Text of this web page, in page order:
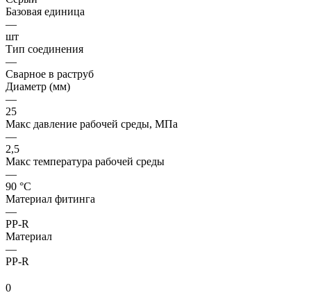
Базовая единица
—
шт
Тип соединения
—
Сварное в раструб
Диаметр (мм)
—
25
Макс давление рабочей среды, МПа
—
2,5
Макс температура рабочей среды
—
90 °С
Материал фитинга
—
PP-R
Материал
—
PP-R
0